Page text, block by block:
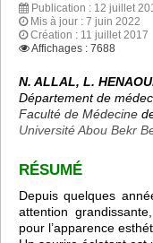
Publication : 12 juillet
Mis à jour : 7 juin 2022
Création : 11 juillet 2017
Affichages : 7688
N. ALLAL, L.
Département de
Faculté de Médecine
Université Abou Bekr
RÉSUMÉ
Depuis quelques
attention
pour l’apparence